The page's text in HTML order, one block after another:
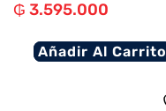
₲ 3.595.000
Añadir Al Carrito